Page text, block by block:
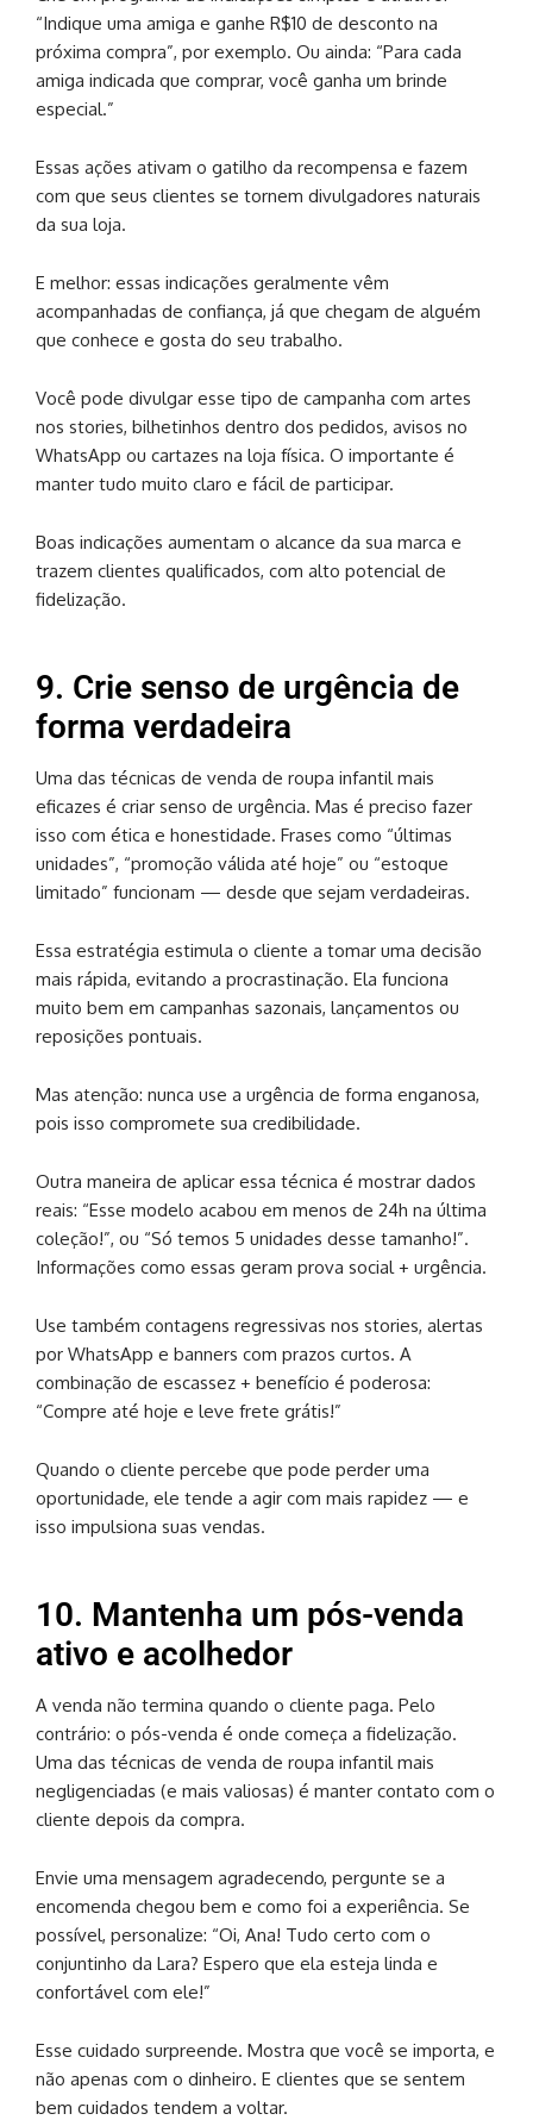
“Indique uma amiga e ganhe R$10 de desconto na
próxima compra”, por exemplo. Ou ainda: “Para cada
amiga indicada que comprar, você ganha um brinde
especial.”
Essas ações ativam o gatilho da recompensa e fazem
com que seus clientes se tornem divulgadores naturais
da sua loja.
E melhor: essas indicações geralmente vêm
acompanhadas de confiança, já que chegam de alguém
que conhece e gosta do seu trabalho.
Você pode divulgar esse tipo de campanha com artes
nos stories, bilhetinhos dentro dos pedidos, avisos no
WhatsApp ou cartazes na loja física. O importante é
manter tudo muito claro e fácil de participar.
Boas indicações aumentam o alcance da sua marca e
trazem clientes qualificados, com alto potencial de
fidelização.
9. Crie senso de urgência de
forma verdadeira
Uma das técnicas de venda de roupa infantil mais
eficazes é criar senso de urgência. Mas é preciso fazer
isso com ética e honestidade. Frases como “últimas
unidades”, “promoção válida até hoje” ou “estoque
limitado” funcionam — desde que sejam verdadeiras.
Essa estratégia estimula o cliente a tomar uma decisão
mais rápida, evitando a procrastinação. Ela funciona
muito bem em campanhas sazonais, lançamentos ou
reposições pontuais.
Mas atenção: nunca use a urgência de forma enganosa,
pois isso compromete sua credibilidade.
Outra maneira de aplicar essa técnica é mostrar dados
reais: “Esse modelo acabou em menos de 24h na última
coleção!”, ou “Só temos 5 unidades desse tamanho!”.
Informações como essas geram prova social + urgência.
Use também contagens regressivas nos stories, alertas
por WhatsApp e banners com prazos curtos. A
combinação de escassez + benefício é poderosa:
“Compre até hoje e leve frete grátis!”
Quando o cliente percebe que pode perder uma
oportunidade, ele tende a agir com mais rapidez — e
isso impulsiona suas vendas.
10. Mantenha um pós-venda
ativo e acolhedor
A venda não termina quando o cliente paga. Pelo
contrário: o pós-venda é onde começa a fidelização.
Uma das técnicas de venda de roupa infantil mais
negligenciadas (e mais valiosas) é manter contato com o
cliente depois da compra.
Envie uma mensagem agradecendo, pergunte se a
encomenda chegou bem e como foi a experiência. Se
possível, personalize: “Oi, Ana! Tudo certo com o
conjuntinho da Lara? Espero que ela esteja linda e
confortável com ele!”
Esse cuidado surpreende. Mostra que você se importa, e
não apenas com o dinheiro. E clientes que se sentem
bem cuidados tendem a voltar.